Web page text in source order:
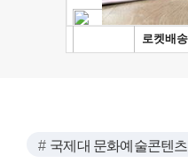
국제대 문화예술콘텐